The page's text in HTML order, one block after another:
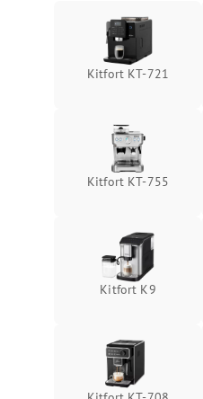
Kitfort KT-721
Kitfort КТ-755
Kitfort K9